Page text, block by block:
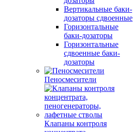
Вертикальные баки-
дозаторы сдвоенные
Горизонтальные
баки-дозаторы
Горизонтальные
сдвоенные баки-
дозаторы
Пеносмесители
Клапаны контроля